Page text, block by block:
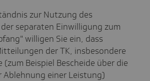
zur Nutzung des
separaten Einwilligung zum
willigen Sie ein, dass
der TK, insbesondere
Beispiel Bescheide über die
Ablehnung einer Leistung)